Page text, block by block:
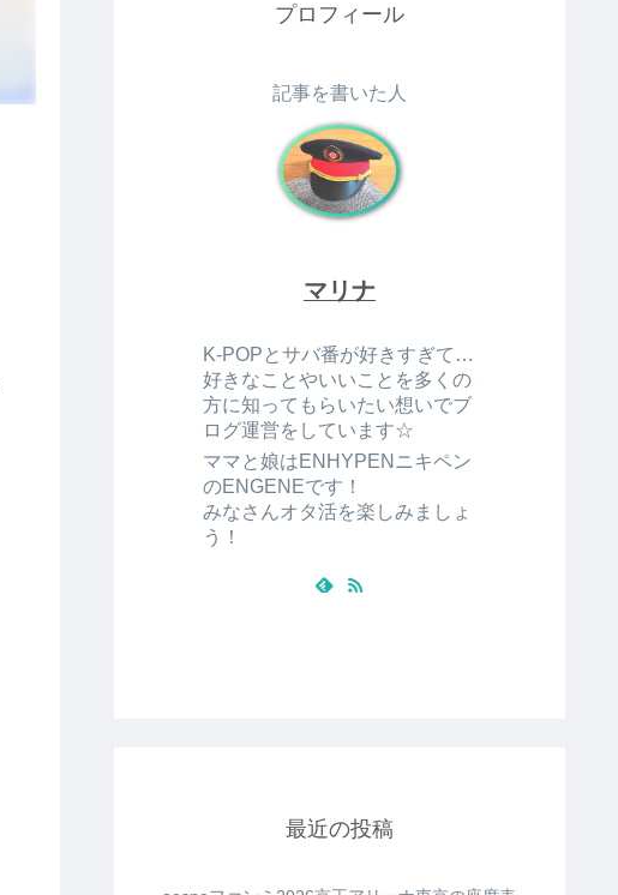
プロフィール
記事を書いた人
マリナ
K-POPとサバ番が好きすぎて…
好きなことやいいことを多くの
方に知ってもらいたい想いでブ
ログ運営をしています☆
ママと娘はENHYPENニキペン
のENGENEです！
みなさんオタ活を楽しみましょ
う！
最近の投稿